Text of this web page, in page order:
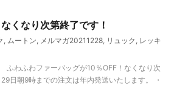
くなり次第終了です！
, ムートン, メルマガ20211228, リュック , レッキ
ふわふわファーバッグが10％OFF！なくなり次
朝9時までの注文は年内発送いたします。 ・